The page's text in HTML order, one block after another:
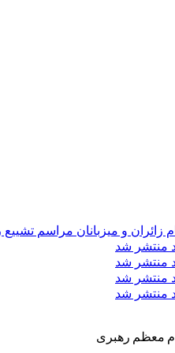
زائران و میزبانان مراسم
منتشر شد
منتشر شد
منتشر شد
منتشر شد
معظم رهبری